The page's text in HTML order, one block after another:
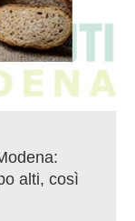
alti, così